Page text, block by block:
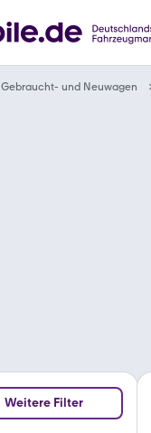
Gebraucht- und Neuwagen
Weitere Filter